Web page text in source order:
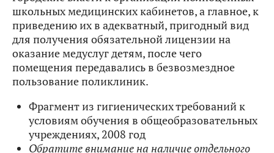
школьных медицинских кабинетов, а главное, к
приведению их в адекватный, пригодный вид
для получения обязательной лицензии на
оказание медуслуг детям, после чего
помещения передавались в безвозмездное
пользование поликлиник.
Фрагмент из гигиенических требований к
условиям обучения в общеобразовательных
учреждениях, 2008 год
Обратите внимание на наличие отдельного